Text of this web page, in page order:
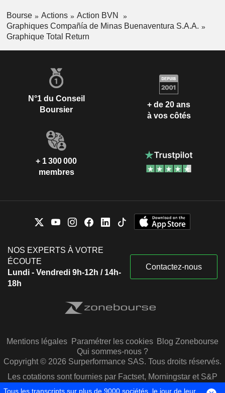
Bourse Actions
Action BVN
Graphiques Compañía de Minas Buenaventura S.A.A.
Graphique Total Return
N°1 du Conseil
Boursier
+ de 20 ans
à vos côtés
+ 1 300 000
membres
NOS EXPERTS À VOTRE
ÉCOUTE
Lundi - Vendredi 9h-12h / 14h-
18h
Contactez-nous
Mentions légales Paramétrer les cookies Blog Zonebourse
Qui sommes-nous ?
Copyright © 2026 Surperformance SAS. Tous droits réservés.
Les cotations sont fournies par Factset, Morningstar et S&P
Capital IQ
Tous les transcripts sur plus de 9000 sociétés, le jour de leur